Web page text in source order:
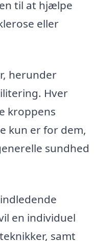
til at hjælpe
eller
herunder
Hver
kroppens
kun er for dem,
sundhed
en individuel
samt